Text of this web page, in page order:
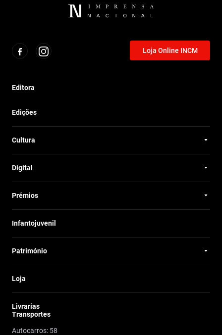
Loja Online INCM
Editora
Edições
Cultura
Digital
Prémios
Infantojuvenil
Património
Loja
Livrarias
Transportes
Autocarros: 58